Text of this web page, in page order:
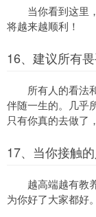
当你看到这里
将越来越顺利！
16、建议所有
所有人的看法
伴随一生的。几乎
只有你真的去做了
17、当你接触
越高端越有教
为你好了大家都好。